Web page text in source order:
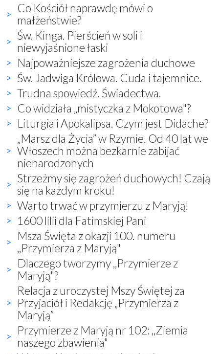
Co Kościół naprawdę mówi o
małżeństwie?
Św. Kinga. Pierścień w soli i
niewyjaśnione łaski
Najpoważniejsze zagrożenia duchowe
Św. Jadwiga Królowa. Cuda i tajemnice.
Trudna spowiedź. Świadectwa.
Co widziała „mistyczka z Mokotowa"?
Liturgia i Apokalipsa. Czym jest Didache?
„Marsz dla Życia” w Rzymie. Od 40 lat we
Włoszech można bezkarnie zabijać
nienarodzonych
Strzeżmy się zagrożeń duchowych! Czają
się na każdym kroku!
Warto trwać w przymierzu z Maryją!
1600 lilii dla Fatimskiej Pani
Msza Święta z okazji 100. numeru
,,Przymierza z Maryją"
Dlaczego tworzymy ,,Przymierze z
Maryją"?
Relacja z uroczystej Mszy Świętej za
Przyjaciół i Redakcję „Przymierza z
Maryją”
Przymierze z Maryją nr 102: ,,Ziemia
naszego zbawienia"